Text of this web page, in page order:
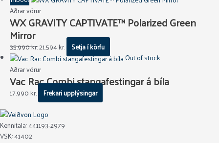
Aðrar vörur
WX GRAVITY CAPTIVATE™ Polarized Green
Mirror
35.990kr.21.594kr. Setja í körfu
Out of stock
Aðrar vörur
Vac Rac Combi stangafestingar á bíla
17.990kr. Frekari upplýsingar
Kennitala: 441193-2979
VSK: 41402